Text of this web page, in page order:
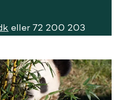
eller 72 200 203